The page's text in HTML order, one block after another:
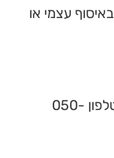
עצמי או
לכל שאלה או בקשה, ניתן לפנות אלינו בטלפון 050-